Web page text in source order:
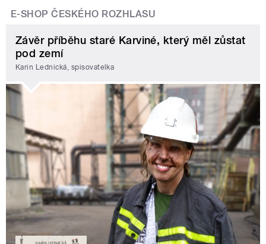
E-SHOP ČESKÉHO ROZHLASU
Závěr příběhu staré Karviné, který měl zůstat
pod zemí
Karin Lednická, spisovatelka